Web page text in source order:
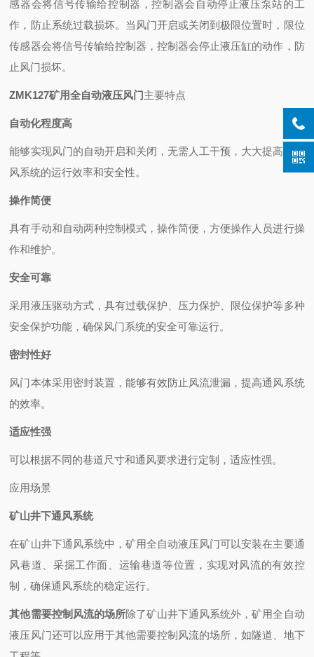
感器会将信号传输给控制器，控制器会自动停止液压泵站的工
作，防止系统过载损坏。当风门开启或关闭到极限位置时，限位
传感器会将信号传输给控制器，控制器会停止液压缸的动作，防
止风门损坏。
ZMK127矿用全自动液压风门主要特点
自动化程度高
能够实现风门的自动开启和关闭，无需人工干预，大大提高了通
风系统的运行效率和安全性。
操作简便
具有手动和自动两种控制模式，操作简便，方便操作人员进行操
作和维护。
安全可靠
采用液压驱动方式，具有过载保护、压力保护、限位保护等多种
安全保护功能，确保风门系统的安全可靠运行。
密封性好
风门本体采用密封装置，能够有效防止风流泄漏，提高通风系统
的效率。
适应性强
可以根据不同的巷道尺寸和通风要求进行定制，适应性强。
应用场景
矿山井下通风系统
在矿山井下通风系统中，矿用全自动液压风门可以安装在主要通
风巷道、采掘工作面、运输巷道等位置，实现对风流的有效控
制，确保通风系统的稳定运行。
其他需要控制风流的场所除了矿山井下通风系统外，矿用全自动
液压风门还可以应用于其他需要控制风流的场所，如隧道、地下